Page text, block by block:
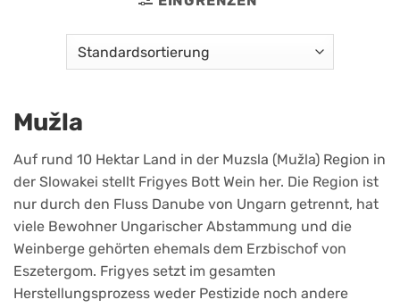
Mužla
Auf rund 10 Hektar Land in der Muzsla (Mužla) Region in
der Slowakei stellt Frigyes Bott Wein her. Die Region ist
nur durch den Fluss Danube von Ungarn getrennt, hat
viele Bewohner Ungarischer Abstammung und die
Weinberge gehörten ehemals dem Erzbischof von
Eszetergom. Frigyes setzt im gesamten
Herstellungsprozess weder Pestizide noch andere